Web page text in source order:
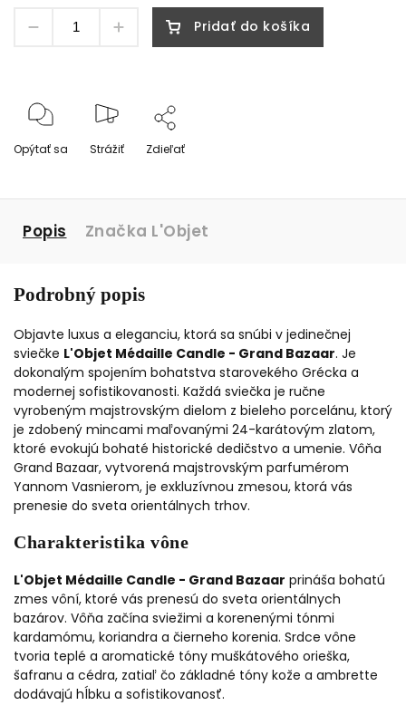
Pridať do košíka
Opýtať sa Strážiť Zdieľať
Popis Značka L'Objet
Podrobný popis
Objavte luxus a eleganciu, ktorá sa snúbi v jedinečnej
sviečke L'Objet Médaille Candle - Grand Bazaar. Je
dokonalým spojením bohatstva starovekého Grécka a
modernej sofistikovanosti. Každá sviečka je ručne
vyrobeným majstrovským dielom z bieleho porcelánu, ktorý
je zdobený mincami maľovanými 24-karátovým zlatom,
ktoré evokujú bohaté historické dedičstvo a umenie. Vôňa
Grand Bazaar, vytvorená majstrovským parfumérom
Yannom Vasnierom, je exkluzívnou zmesou, ktorá vás
prenesie do sveta orientálnych trhov.
Charakteristika vône
L'Objet Médaille Candle - Grand Bazaar prináša bohatú
zmes vôní, ktoré vás prenesú do sveta orientálnych
bazárov. Vôňa začína sviežimi a korenenými tónmi
kardamómu, koriandra a čierneho korenia. Srdce vône
tvoria teplé a aromatické tóny muškátového orieška,
šafranu a cédra, zatiaľ čo základné tóny kože a ambrette
dodávajú hĺbku a sofistikovanosť.